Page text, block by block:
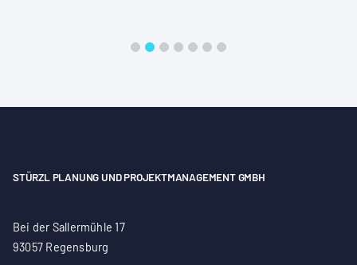
STÜRZL PLANUNG UND PROJEKTMANAGEMENT GMBH
Bei der Sallermühle 17
93057 Regensburg